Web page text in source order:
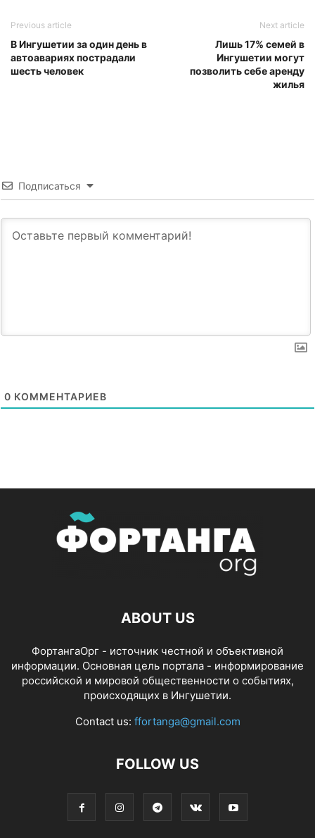
Previous article
В Ингушетии за один день в
автоавариях пострадали
шесть человек
Next article
Лишь 17% семей в
Ингушетии могут
позволить себе аренду
жилья
Подписаться
0 КОММЕНТАРИЕВ
ABOUT US
ФортангаОрг - источник честной и объективной
информации. Основная цель портала - информирование
российской и мировой общественности о событиях,
происходящих в Ингушетии.
Contact us: ffortanga@gmail.com
FOLLOW US